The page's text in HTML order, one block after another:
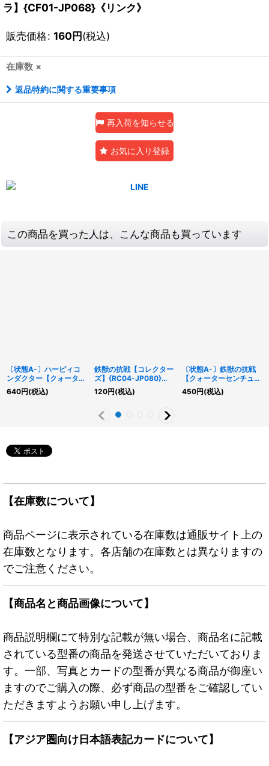
ラ】{CF01-JP068}《リンク》
販売価格: 160円(税込)
在庫数 ×
返品特約に関する重要事項
再入荷を知らせる
お気に入り登録
この商品を買った人は、こんな商品も買っています
〔状態A-〕ハーピィコ
ンダクター【クォーター
センチュリーシークレッ
ト】{QCCP-JP125}
640円(税込)
鉄獣の抗戦【コレクター
ズ】{RC04-JP080}
《罠》
120円(税込)
〔状態A-〕鉄獣の抗戦
【クォーターセンチュリ
ーシークレット】
{RC04-JP080}《罠》
450円(税込)
【在庫数について】
商品ページに表示されている在庫数は通販サイト上の
在庫数となります。各店舗の在庫数とは異なりますの
でご注意ください。
【商品名と商品画像について】
商品説明欄にて特別な記載が無い場合、商品名に記載
されている型番の商品を発送させていただいておりま
す。一部、写真とカードの型番が異なる商品が御座い
ますのでご購入の際、必ず商品の型番をご確認してい
ただきますようお願い申し上げます。
【アジア圏向け日本語表記カードについて】